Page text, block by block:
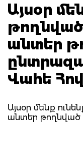
Այսօր
թողնված
անտեր
Վահե
Այսօր մենք
անտեր թողնված